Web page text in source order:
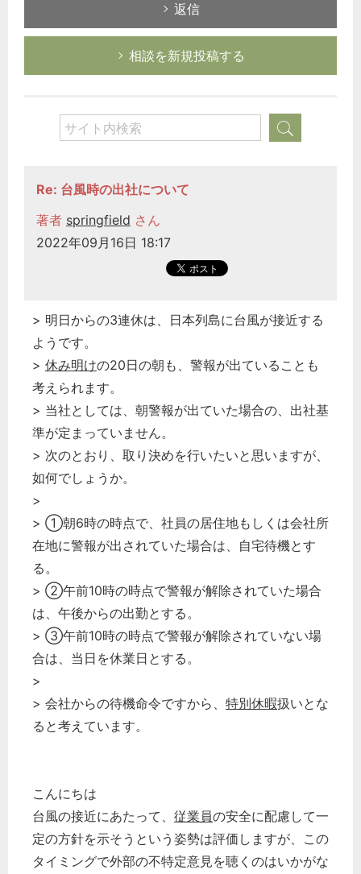
返信
相談を新規投稿する
Re: 台風時の出社について
著者 springfield さん
2022年09月16日 18:17
> 明日からの3連休は、日本列島に台風が接近する
ようです。
> 休み明けの20日の朝も、警報が出ていることも
考えられます。
> 当社としては、朝警報が出ていた場合の、出社基
準が定まっていません。
> 次のとおり、取り決めを行いたいと思いますが、
如何でしょうか。
>
> ①朝6時の時点で、社員の居住地もしくは会社所
在地に警報が出されていた場合は、自宅待機とす
る。
> ②午前10時の時点で警報が解除されていた場合
は、午後からの出勤とする。
> ③午前10時の時点で警報が解除されていない場
合は、当日を休業日とする。
>
> 会社からの待機命令ですから、 特別休暇扱いとな
ると考えています。
こんにちは
台風の接近にあたって、 従業員の安全に配慮して一
定の方針を示そうという姿勢は評価しますが、この
タイミングで外部の不特定意見を聴くのはいかがな